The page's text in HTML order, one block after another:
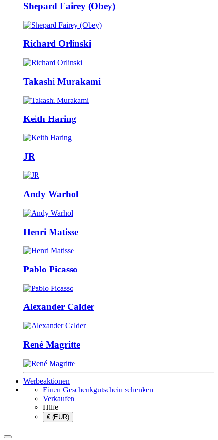
Shepard Fairey (Obey)
Richard Orlinski
Takashi Murakami
Keith Haring
JR
Andy Warhol
Henri Matisse
Pablo Picasso
Alexander Calder
René Magritte
Werbeaktionen
Einen Geschenkgutschein schenken
Verkaufen
Hilfe
€ (EUR)